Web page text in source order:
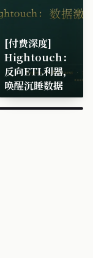
[付费深度]
Hightouch：
反向ETL利器，
唤醒沉睡数据